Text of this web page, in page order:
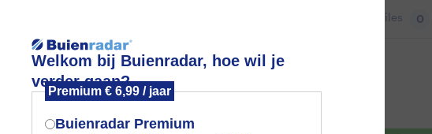
Welkom bij Buienradar, hoe wil je
verder gaan?
Premium € 6,99 / jaar
Buienradar Premium
Files 0